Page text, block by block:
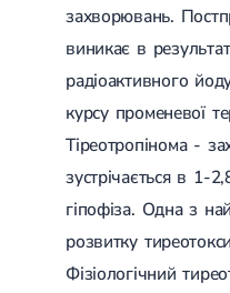
Грип
Ортопедія і
Асептичний некроз головки
Асептичний некроз
Блокування суглоба
Епікондиліт
Нестабільність суглоба
захворювань.
виникає в
радіоактивного
курсу променевої
Тіреотропінома -
зустрічається в 1-
гіпофіза. Одна з
розвитку
Фізіологічний